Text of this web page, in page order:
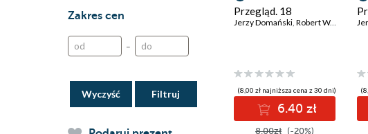
Zakres cen
–
Wyczyść
Przegląd. 18
Jerzy Domański, Robert Walenciak ,
(8,00 zł najniższa cena z 30 dni)
6.40 zł
8.00zł (-20%)